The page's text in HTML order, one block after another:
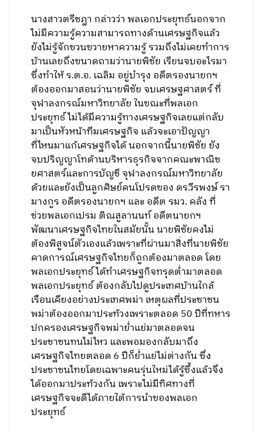
นางสาวตรีชฎา กล่าวว่า พลเอกประยุทธ์นอกจาก
ไม่มีความรู้ความสามารถทางด้านเศรษฐกิจแล้ว
ยังไม่รู้จักขวนขวายหาความรู้ รวมถึงไม่เคยทำการ
บ้านเลยถึงขนาดถามว่านายพิชัย เรียนจบอะไรมา
ซึ่งทำให้ ร.ต.อ. เฉลิม อยู่บำรุง อดีตรองนายกฯ
ต้องออกมาสอนว่านายพิชัย จบเศรษฐศาสตร์ ที่
จุฬาลงกรณ์มหาวิทยาลัย ในขณะที่พลเอก
ประยุทธ์ ไม่ได้มีความรู้ทางเศรษฐกิจเลยแต่กลับ
มาเป็นหัวหน้าทีมเศรษฐกิจ แล้วจะเอาปัญญา
ที่ไหนมาแก้เศรษฐกิจได้ นอกจากนี้นายพิชัย ยัง
จบปริญญาโทด้านบริหารธุรกิจจากคณะพาณิช
ยศาสตร์และการบัญชี จุฬาลงกรณ์มหาวิทยาลัย
ด้วยและยังเป็นลูกศิษย์คนโปรดของ ดร.วีรพงษ์ รา
มางกูร อดีตรองนายกฯ และ อดีต รมว. คลัง ที่
ช่วยพลเอกเปรม ติณสูลานนท์ อดีตนายกฯ
พัฒนาเศรษฐกิจไทยในสมัยนั้น นายพิชัยคงไม่
ต้องพิสูจน์ตัวเองแล้วเพราะที่ผ่านมาสิ่งที่นายพิชัย
คาดการณ์เศรษฐกิจไทยก็ถูกต้องมาตลอด โดย
พลเอกประยุทธ์ ได้ทำเศรษฐกิจทรุดต่ำมาตลอด
พลเอกประยุทธ์ ต้องกลับไปดูประเทศบ้านใกล้
เรือนเคียงอย่างประเทศพม่า เหตุผลที่ประชาชน
พม่าต้องออกมาประท้วงเพราะตลอด 50 ปีที่ทหาร
ปกครองเศรษฐกิจพม่าย่ำแย่มาตลอดจน
ประชาชนทนไม่ไหว และพอมองกลับมาถึง
เศรษฐกิจไทยตลอด 6 ปีก็ย่ำแย่ไม่ต่างกัน ซึ่ง
ประชาชนไทยโดยเฉพาะคนรุ่นใหม่ได้รู้ซึ้งแล้วจึง
ได้ออกมาประท้วงกัน เพราะไม่มีทิศทางที่
เศรษฐกิจจะดีได้ภายใต้การนำของพลเอก
ประยุทธ์